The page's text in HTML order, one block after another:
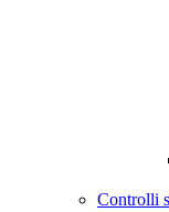
Controlli